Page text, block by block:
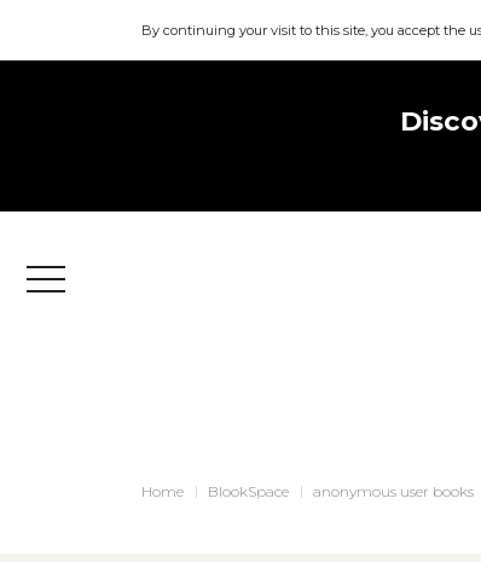
By continuing your visit to this site, you accept the
Menu
Home BlookSpace anonymous user books